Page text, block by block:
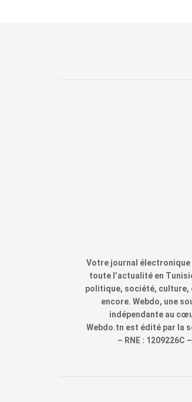
Votre journal électronique
toute l’actualité en
politique, société, culture,
encore. Webdo, une
indépendante au
Webdo.tn est édité par la
– RNE : 1209226C